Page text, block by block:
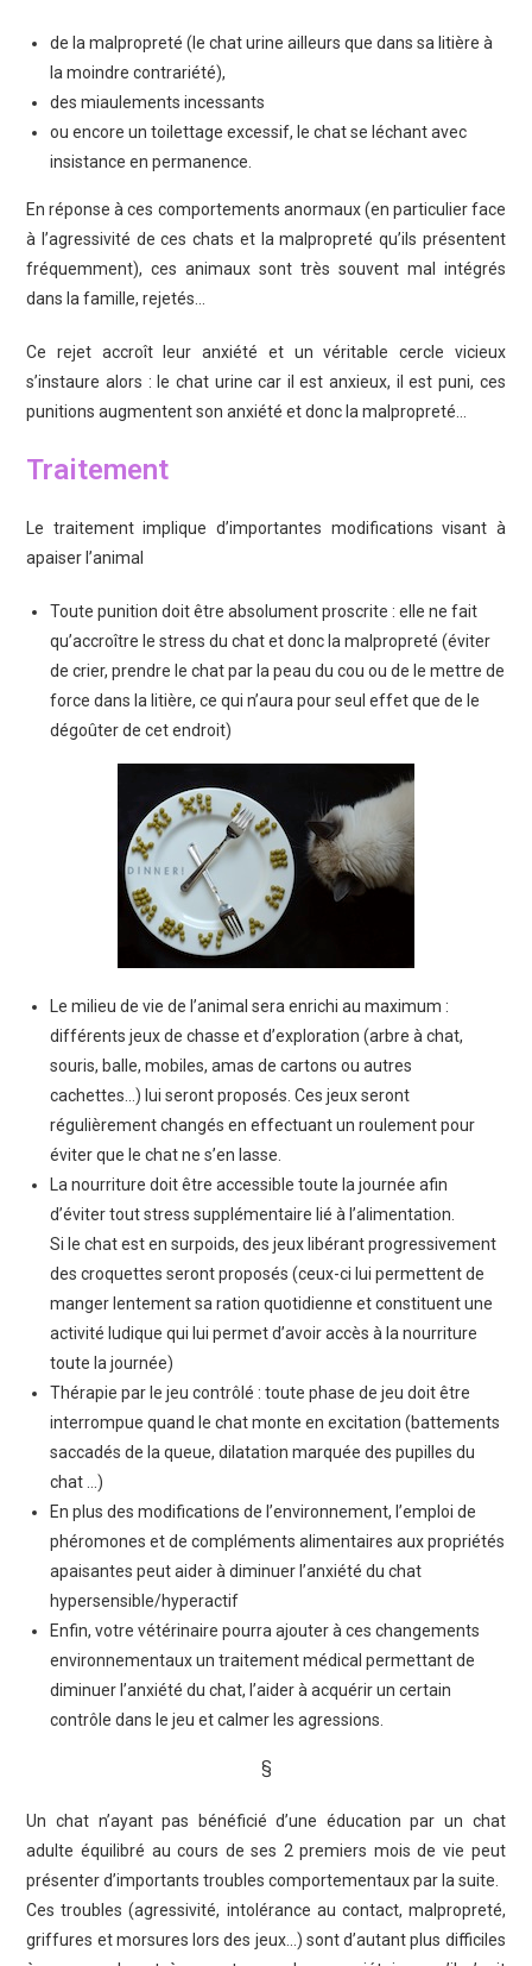
de la malpropreté (le chat urine ailleurs que dans sa litière à
la moindre contrariété),
des miaulements incessants
ou encore un toilettage excessif, le chat se léchant avec
insistance en permanence.
En réponse à ces comportements anormaux (en particulier face
à l’agressivité de ces chats et la malpropreté qu’ils présentent
fréquemment), ces animaux sont très souvent mal intégrés
dans la famille, rejetés…
Ce rejet accroît leur anxiété et un véritable cercle vicieux
s’instaure alors : le chat urine car il est anxieux, il est puni, ces
punitions augmentent son anxiété et donc la malpropreté…
Traitement
Le traitement implique d’importantes modifications visant à
apaiser l’animal
Toute punition doit être absolument proscrite : elle ne fait
qu’accroître le stress du chat et donc la malpropreté (éviter
de crier, prendre le chat par la peau du cou ou de le mettre de
force dans la litière, ce qui n’aura pour seul effet que de le
dégoûter de cet endroit)
Le milieu de vie de l’animal sera enrichi au maximum :
différents jeux de chasse et d’exploration (arbre à chat,
souris, balle, mobiles, amas de cartons ou autres
cachettes…) lui seront proposés. Ces jeux seront
régulièrement changés en effectuant un roulement pour
éviter que le chat ne s’en lasse.
La nourriture doit être accessible toute la journée afin
d’éviter tout stress supplémentaire lié à l’alimentation.
Si le chat est en surpoids, des jeux libérant progressivement
des croquettes seront proposés (ceux-ci lui permettent de
manger lentement sa ration quotidienne et constituent une
activité ludique qui lui permet d’avoir accès à la nourriture
toute la journée)
Thérapie par le jeu contrôlé : toute phase de jeu doit être
interrompue quand le chat monte en excitation (battements
saccadés de la queue, dilatation marquée des pupilles du
chat …)
En plus des modifications de l’environnement, l’emploi de
phéromones et de compléments alimentaires aux propriétés
apaisantes peut aider à diminuer l’anxiété du chat
hypersensible/hyperactif
Enfin, votre vétérinaire pourra ajouter à ces changements
environnementaux un traitement médical permettant de
diminuer l’anxiété du chat, l’aider à acquérir un certain
contrôle dans le jeu et calmer les agressions.
§
Un chat n’ayant pas bénéficié d’une éducation par un chat
adulte équilibré au cours de ses 2 premiers mois de vie peut
présenter d’importants troubles comportementaux par la suite.
Ces troubles (agressivité, intolérance au contact, malpropreté,
griffures et morsures lors des jeux…) sont d’autant plus difficiles